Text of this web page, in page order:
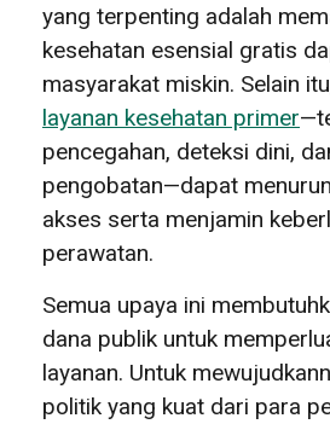
yang terpenting adalah
kesehatan esensial gratis
masyarakat miskin. Selain
layanan kesehatan primer
pencegahan, deteksi dini,
pengobatan—dapat
akses serta menjamin
perawatan.
Semua upaya ini
dana publik untuk
layanan. Untuk
politik yang kuat dari para